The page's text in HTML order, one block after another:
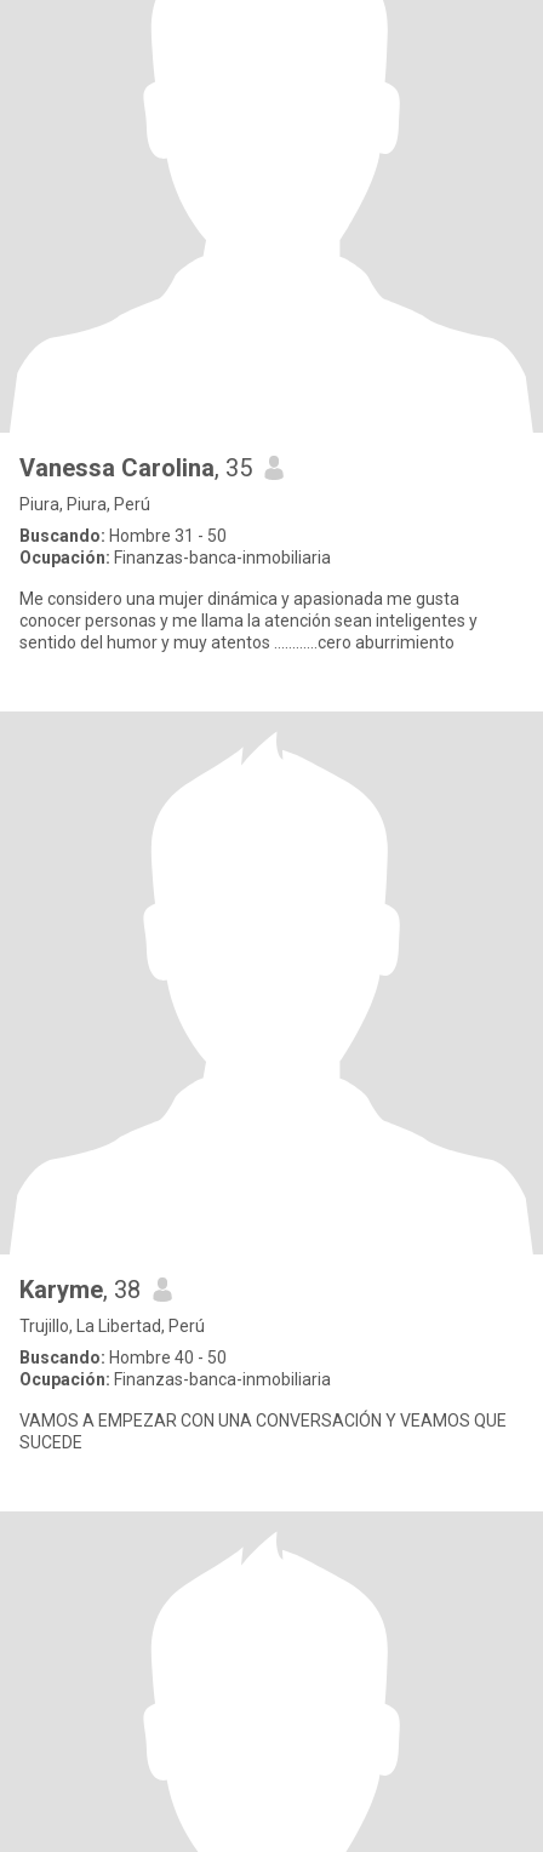
Vanessa Carolina, 35
Piura, Piura, Perú
Buscando: Hombre 31 - 50
Ocupación: Finanzas-banca-inmobiliaria
Me considero una mujer dinámica y apasionada me gusta
conocer personas y me llama la atención sean inteligentes y
sentido del humor y muy atentos ............cero aburrimiento
Karyme, 38
Trujillo, La Libertad, Perú
Buscando: Hombre 40 - 50
Ocupación: Finanzas-banca-inmobiliaria
VAMOS A EMPEZAR CON UNA CONVERSACIÓN Y VEAMOS QUE
SUCEDE